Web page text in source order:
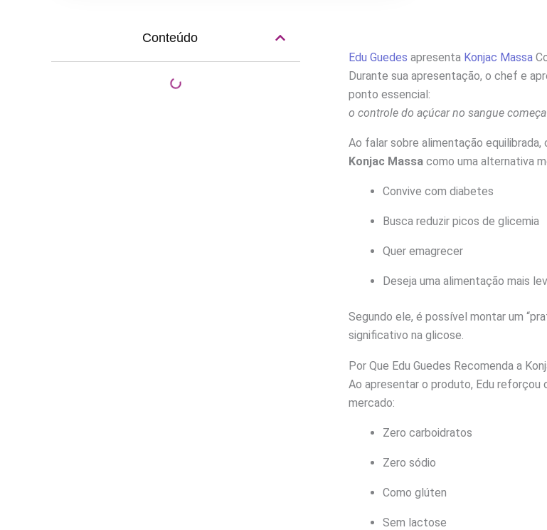
Conteúdo
Edu Guedes apresenta Konjac Massa
Durante sua apresentação, o chef e
ponto essencial:
o controle do açúcar no sangue começa
Ao falar sobre alimentação
Konjac Massa como uma alternativa
Convive com diabetes
Busca reduzir picos de glicemia
Quer emagrecer
Deseja uma alimentação mais
Segundo ele, é possível montar um
significativo na glicose.
Por Que Edu Guedes Recomenda a
Ao apresentar o produto, Edu reforçou
mercado:
Zero carboidratos
Zero sódio
Como glúten
Sem lactose